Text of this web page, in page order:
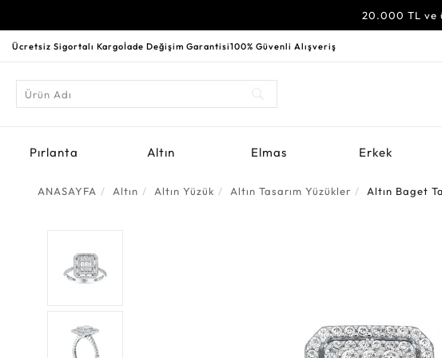
20.000 TL ve
Ücretsiz Sigortalı Kargoİade Değişim Garantisi100% Güvenli Alışveriş
Pırlanta Altın Elmas Erkek
ANASAYFA Altın Altın Yüzük Altın Tasarım Yüzükler Altın Baget